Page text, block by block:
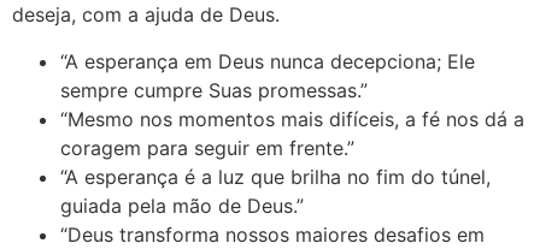
deseja, com a ajuda de Deus.
“A esperança em Deus nunca decepciona; Ele
sempre cumpre Suas promessas.”
“Mesmo nos momentos mais difíceis, a fé nos dá a
coragem para seguir em frente.”
“A esperança é a luz que brilha no fim do túnel,
guiada pela mão de Deus.”
“Deus transforma nossos maiores desafios em